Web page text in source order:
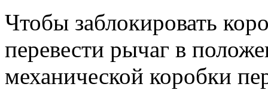
Чтобы заблокировать
перевести рычаг в
механической коробки